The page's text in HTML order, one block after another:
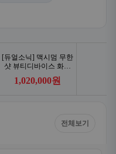
전체보기